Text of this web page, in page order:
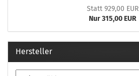
Statt 929,00 EUR
Nur 315,00 EUR
Hersteller